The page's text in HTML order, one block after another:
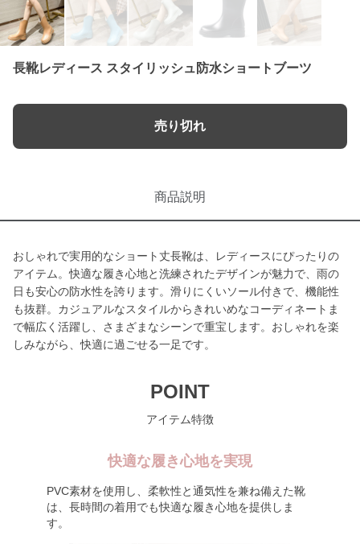
長靴レディース スタイリッシュ防水ショートブーツ
売り切れ
商品説明
おしゃれで実用的なショート丈長靴は、レディースにぴったりの
アイテム。快適な履き心地と洗練されたデザインが魅力で、雨の
日も安心の防水性を誇ります。滑りにくいソール付きで、機能性
も抜群。カジュアルなスタイルからきれいめなコーディネートま
で幅広く活躍し、さまざまなシーンで重宝します。おしゃれを楽
しみながら、快適に過ごせる一足です。
POINT
アイテム特徴
快適な履き心地を実現
PVC素材を使用し、柔軟性と通気性を兼ね備えた靴
は、長時間の着用でも快適な履き心地を提供しま
す。